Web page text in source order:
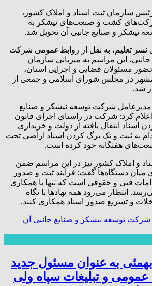
سازمان ثبت اسناد و املاک کشور،
کشت و صنعت‌های نیشکر به
نیشکر و صنایع جانبی آن تحویل شد.
نشر تعلیم، به نقل از روابط‌عمومی شرکت
این مراسم به میزبانی سازمان
حضور مسئولان قضایی و اجرایی استان،
در مجلس شورای اسلامی و جمعی از
شد.
شرکت توسعه نیشکر و صنایع
کرد: شرکت در راستای اجرای قانون
اسناد انتقال یافته از دولت و خریداری
به ثبت و تک برگ کردن اسناد اراضی تحت
هفتگانه خود کرده است.
و املاک کشور نیز در این مراسم ضمن
میان دستگاه‌ها گفت: فرآیند ثبت و صدور
فنی و حقوقی است که تنها با همکاری
انتظار می‌رود همه نهادها با نگاه
و تسریع صدور اسناد همکاری کنند.
شرکت توسعه نیشکر و صنایع جانبی آن
به عنوان مسئول جدید
و تبلیغات سپاه ولی